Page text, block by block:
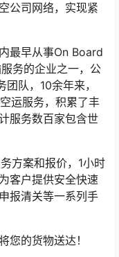
公司网络，实现紧
最早从事On Board
务的企业之一，公
队，10余年来，
运服务，积累了丰
服务数百家包含世
方案和报价，1小时
客户提供安全快速
报清关等一系列手
您的货物送达！